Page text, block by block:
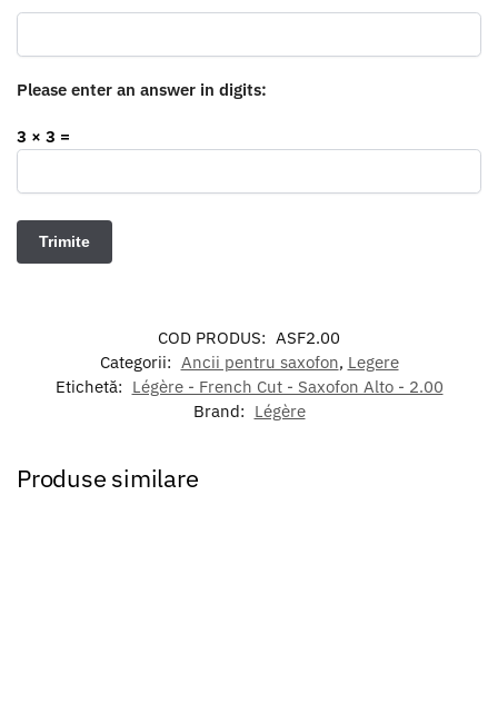
Please enter an answer in digits:
3 × 3 =
COD PRODUS: ASF2.00
Categorii: Ancii pentru saxofon, Legere
Etichetă: Légère - French Cut - Saxofon Alto - 2.00
Brand: Légère
Produse similare